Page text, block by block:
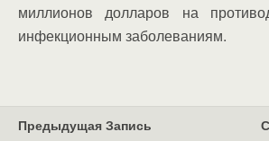
миллионов долларов на
инфекционным заболеваниям.
Предыдущая Запись